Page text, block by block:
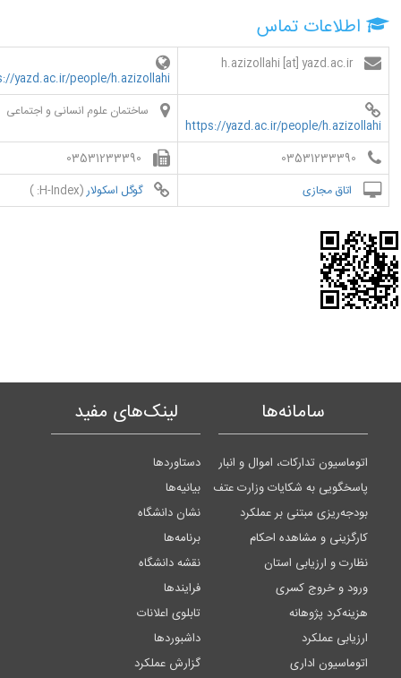
اطلاعات تماس
yazd.ac.ir/people/h.azizollahi
https://yazd.ac.ir/people/h.azizollahi
ساختمان علوم انسانی و اجتماعی
03531233390
03531233390
اتاق مجازی
گوگل اسکولار(H-Index: )
سامانه‌ها
اتوماسیون تدارکات، اموال و انبار
پاسخگویی به شکایات وزارت عتف
بودجه‌ریزی مبتنی بر عملکرد
کارگزینی و مشاهده احکام
نظارت و ارزیابی استان
ورود و خروج کسری
هزینه‌کرد پژوهانه
ارزیابی عملکرد
اتوماسیون اداری
لینک‌های مفید
دستاوردها
بیانیه‌ها
نشان دانشگاه
برنامه‌ها
نقشه دانشگاه
فرایندها
تابلوی اعلانات
داشبوردها
گزارش عملکرد